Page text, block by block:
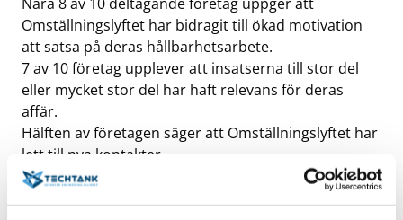
Omställningslyftet har bidragit till ökad motivation
att satsa på deras hållbarhetsarbete.
7 av 10 företag upplever att insatserna till stor del
eller mycket stor del har haft relevans för deras
affär.
Hälften av företagen säger att Omställningslyftet har
lett till nya kontakter.
IUC tackar för ett välfungerande samarbete